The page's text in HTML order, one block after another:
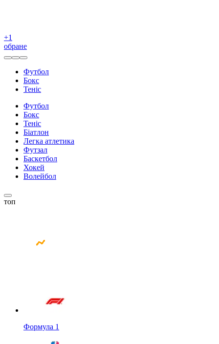
+1
обране
Футбол
Бокс
Теніс
Футбол
Бокс
Теніс
Біатлон
Легка атлетика
Футзал
Баскетбол
Хокей
Волейбол
топ
Формула 1